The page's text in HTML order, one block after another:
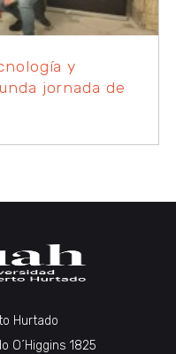
y
jornada de
Hurtado
O´Higgins 1825